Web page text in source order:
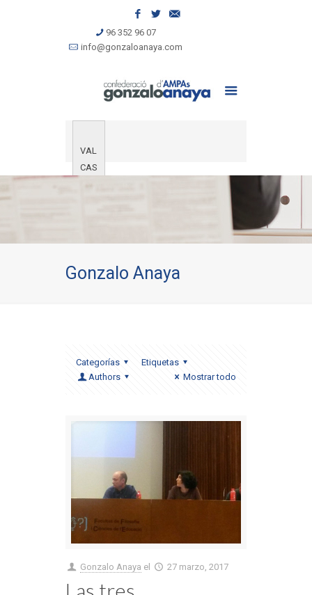
96 352 96 07
info@gonzaloanaya.com
VAL
CAS
Gonzalo Anaya
Categorías
Etiquetas
Authors
Mostrar todo
Gonzalo Anaya el 27 marzo, 2017
Las tres